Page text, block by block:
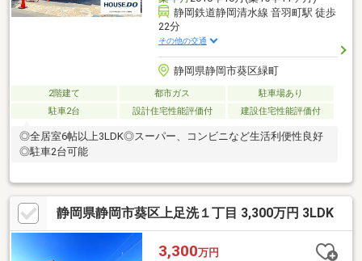
静岡鉄道静岡清水線 音羽町駅 徒歩
22分
その他の交通
静岡県静岡市葵区緑町
2階建て 都市ガス
駐車場あり
駐車2台
設計住宅性能評価付 建設住宅性能評価付
◎全居室6帖以上3LDK◎スーパー、コンビニなど生活利便性良好
◎駐車2台可能
静岡県静岡市葵区上足洗１丁目 3,300万円 3LDK
3,300万円